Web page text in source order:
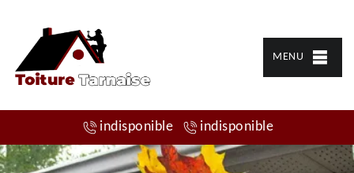
MENU
indisponible indisponible